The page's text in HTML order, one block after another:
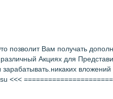
позволит Вам получать
Акциях для
<<<